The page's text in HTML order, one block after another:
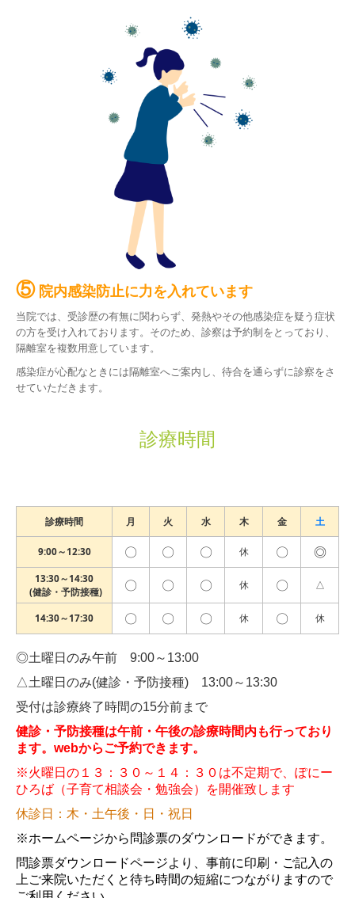
⑤院内感染防止に力を入れています
当院では、受診歴の有無に関わらず、発熱やその他感染症を疑う症状
の方を受け入れております。 そのため、診察は予約制をとっており、
隔離室を複数用意しています。
感染症が心配なときには隔離室へご案内し、待合を通らずに診察をさ
せていただきます。
診療時間
診療時間 月 火 水 木 金 土
9:00～12:30 〇 〇 〇 休 〇 ◎
13:30～14:30
(健診・予防接種)
〇 〇 〇 休 〇 △
14:30～17:30 〇 〇 〇 休 〇 休
◎土曜日のみ午前 9:00～13:00
△土曜日のみ(健診・予防接種) 13:00～13:30
受付は診療終了時間の15分前まで
健診・予防接種は午前・午後の診療時間内も行っており
ます。webからご予約できます。
※火曜日の１３：３０～１４：３０は不定期で、 ぽにー
ひろば（子育て相談会・勉強会）を開催致します
休診日： 木・土午後・日・祝日
※ホームページから問診票のダウンロードができます。
問診票ダウンロードページより、事前に印刷・ご記入の
上ご来院いただくと待ち時間の短縮につながりますので